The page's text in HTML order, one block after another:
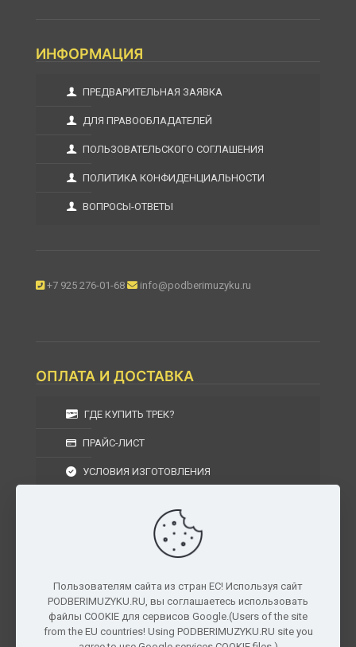
ИНФОРМАЦИЯ
ПРЕДВАРИТЕЛЬНАЯ ЗАЯВКА
ДЛЯ ПРАВООБЛАДАТЕЛЕЙ
ПОЛЬЗОВАТЕЛЬСКОГО СОГЛАШЕНИЯ
ПОЛИТИКА КОНФИДЕНЦИАЛЬНОСТИ
ВОПРОСЫ-ОТВЕТЫ
+7 925 276-01-68 info@podberimuzyku.ru
ОПЛАТА И ДОСТАВКА
ГДЕ КУПИТЬ ТРЕК?
ПРАЙС-ЛИСТ
УСЛОВИЯ ИЗГОТОВЛЕНИЯ
УСЛОВИЯ ВОЗВРАТА
г. Москва, Московская область, Центральный
федеральный округ, РФ, Россия
Пользователям сайта из стран ЕС! Используя сайт
PODBERIMUZYKU.RU, вы соглашаетесь использовать
файлы COOKIE для сервисов Google.(Users of the site
from the EU countries! Using PODBERIMUZYKU.RU site you